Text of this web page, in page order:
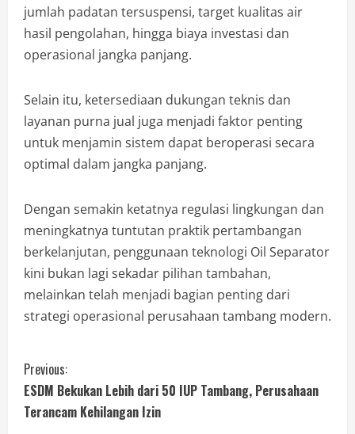
jumlah padatan tersuspensi, target kualitas air
hasil pengolahan, hingga biaya investasi dan
operasional jangka panjang.
Selain itu, ketersediaan dukungan teknis dan
layanan purna jual juga menjadi faktor penting
untuk menjamin sistem dapat beroperasi secara
optimal dalam jangka panjang.
Dengan semakin ketatnya regulasi lingkungan dan
meningkatnya tuntutan praktik pertambangan
berkelanjutan, penggunaan teknologi Oil Separator
kini bukan lagi sekadar pilihan tambahan,
melainkan telah menjadi bagian penting dari
strategi operasional perusahaan tambang modern.
Previous:
ESDM Bekukan Lebih dari 50 IUP Tambang, Perusahaan
Terancam Kehilangan Izin